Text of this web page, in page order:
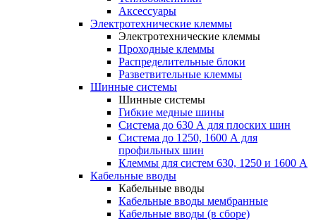
Аксессуары
Электротехнические клеммы
Электротехнические клеммы
Проходные клеммы
Распределительные блоки
Разветвительные клеммы
Шинные системы
Шинные системы
Гибкие медные шины
Система до 630 А для плоских шин
Система до 1250, 1600 А для
профильных шин
Клеммы для систем 630, 1250 и 1600 А
Кабельные вводы
Кабельные вводы
Кабельные вводы мембранные
Кабельные вводы (в сборе)